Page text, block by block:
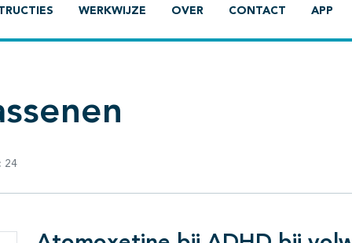
WERKWIJZE OVER CONTACT APP
24